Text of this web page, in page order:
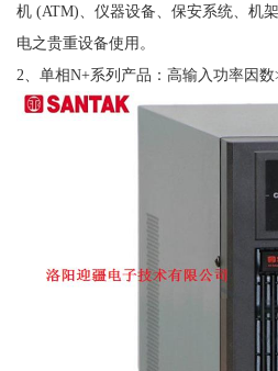
机 (ATM)、仪器设备、保安系统、机
电之贵重设备使用。
2、单相N+系列产品：高输入功率因数